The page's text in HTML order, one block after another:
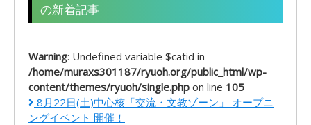
の新着記事
Warning: Undefined variable $catid in
/home/muraxs301187/ryuoh.org/public_html/wp-
content/themes/ryuoh/single.php on line 105
8月22日(土)中心核「交流・文教ゾーン」 オープニ
ングイベント 開催！